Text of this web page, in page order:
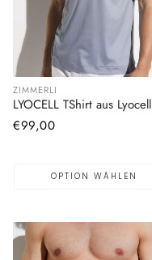
ZIMMERLI
LYOCELL TShirt aus Lyocell
Normaler
€99,00
OPTION WÄHLEN